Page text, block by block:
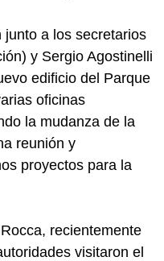
junto a los secretarios
y Sergio Agostinelli
edificio del Parque
oficinas
la mudanza de la
reunión y
proyectos para la
recientemente
visitaron el